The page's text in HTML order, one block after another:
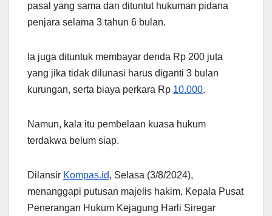
pasal yang sama dan dituntut hukuman pidana
penjara selama 3 tahun 6 bulan.
Ia juga dituntuk membayar denda Rp 200 juta
yang jika tidak dilunasi harus diganti 3 bulan
kurungan, serta biaya perkara Rp 10.000.
Namun, kala itu pembelaan kuasa hukum
terdakwa belum siap.
Dilansir Kompas.id, Selasa (3/8/2024),
menanggapi putusan majelis hakim, Kepala Pusat
Penerangan Hukum Kejagung Harli Siregar